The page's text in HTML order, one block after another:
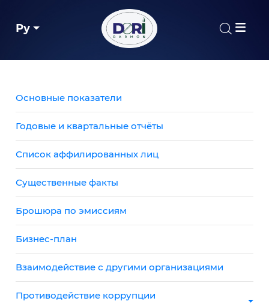
Ру
Основные показатели
Годовые и квартальные отчёты
Список аффилированных лиц
Существенные факты
Брошюра по эмиссиям
Бизнес-план
Взаимодействие с другими организациями
Противодействие коррупции